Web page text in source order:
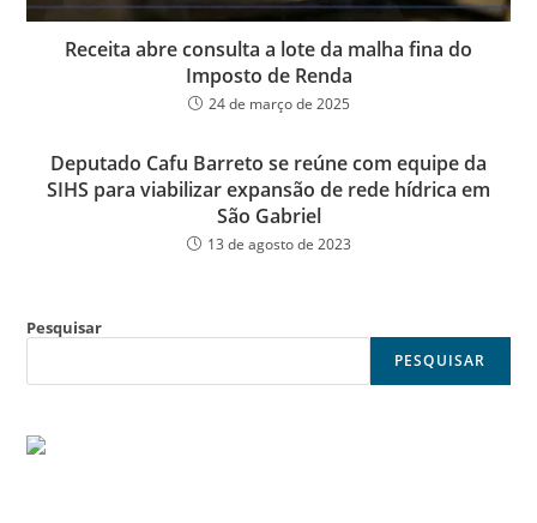
Receita abre consulta a lote da malha fina do
Imposto de Renda
24 de março de 2025
Deputado Cafu Barreto se reúne com equipe da
SIHS para viabilizar expansão de rede hídrica em
São Gabriel
13 de agosto de 2023
Pesquisar
PESQUISAR